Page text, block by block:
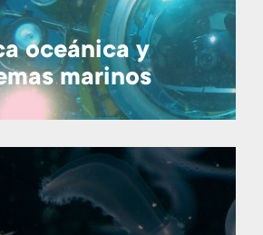
oceánica y
marinos